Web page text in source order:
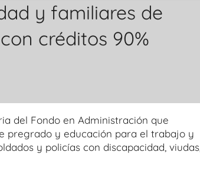
y familiares de
créditos 90%
del Fondo en Administración que
pregrado y educación para el trabajo y
y policías con discapacidad, viudas,